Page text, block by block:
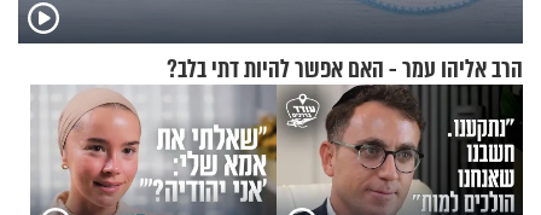
הרב אליהו עמר - האם אפשר להיות דתי בלב?